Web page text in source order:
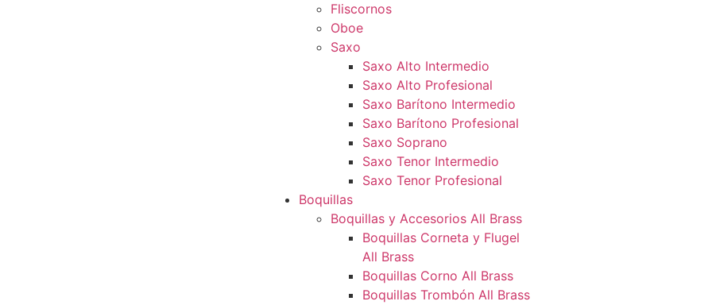
Fliscornos
Oboe
Saxo
Saxo Alto Intermedio
Saxo Alto Profesional
Saxo Barítono Intermedio
Saxo Barítono Profesional
Saxo Soprano
Saxo Tenor Intermedio
Saxo Tenor Profesional
Boquillas
Boquillas y Accesorios All Brass
Boquillas Corneta y Flugel
All Brass
Boquillas Corno All Brass
Boquillas Trombón All Brass